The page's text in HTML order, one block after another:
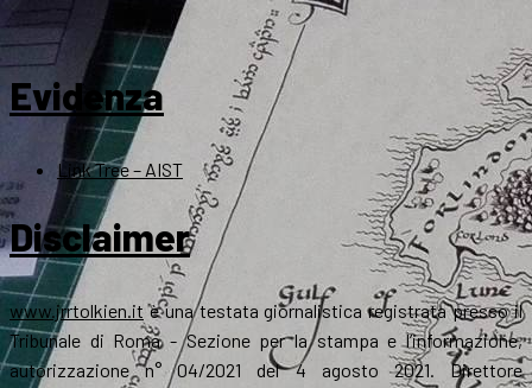
Evidenza
Link Tree – AIST
Disclaimer
www.jrrtolkien.it è una testata giornalistica registrata presso il
Tribunale di Roma - Sezione per la stampa e l’informazione,
autorizzazione n° 04/2021 del 4 agosto 2021. Direttore